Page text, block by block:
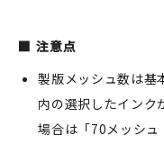
注意点
製版メッシュ数は基
内の選択したインク
場合は「70メッシュ